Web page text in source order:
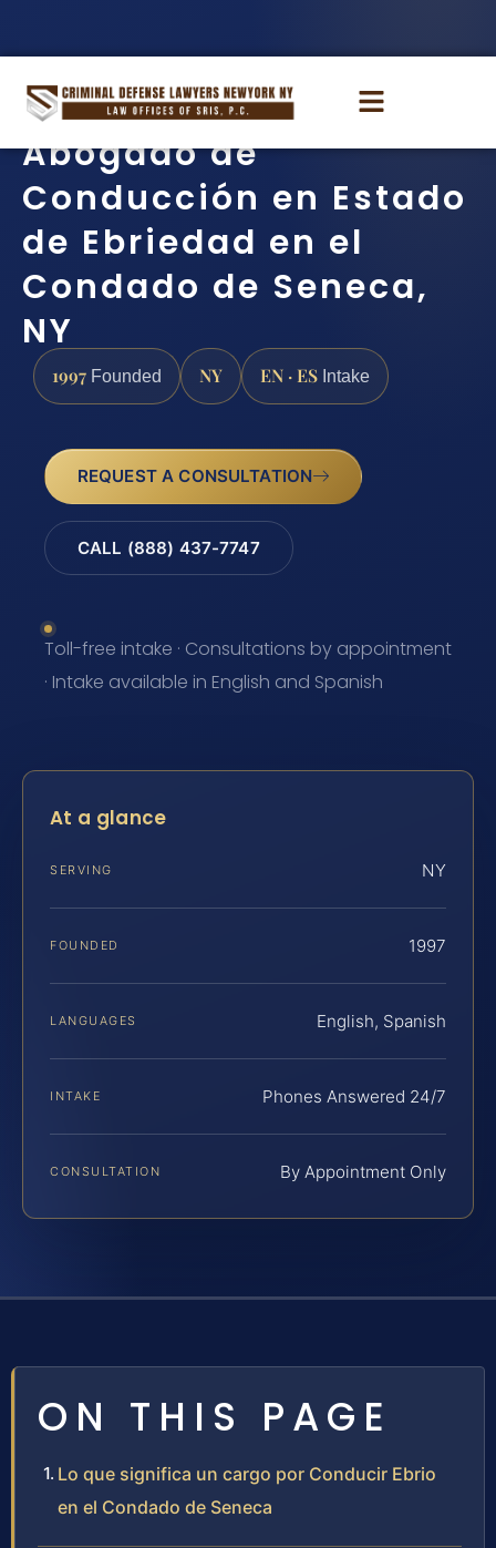
Abogado de
Conducción en Estado
de Ebriedad en el
Condado de Seneca,
NY
1997 Founded NY EN · ES Intake
REQUEST A CONSULTATION
CALL (888) 437-7747
Toll-free intake · Consultations by appointment
· Intake available in English and Spanish
At a glance
SERVING NY
FOUNDED 1997
LANGUAGES English, Spanish
INTAKE Phones Answered 24/7
CONSULTATION By Appointment Only
ON THIS PAGE
Lo que significa un cargo por Conducir Ebrio
en el Condado de Seneca